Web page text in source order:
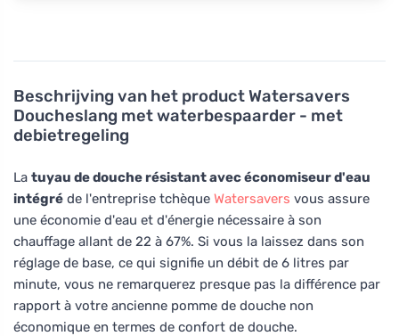
Beschrijving van het productWatersavers
Doucheslang met waterbespaarder - met
debietregeling
La tuyau de douche résistant avec économiseur d'eau
intégré de l'entreprise tchèque Watersavers vous assure
une économie d'eau et d'énergie nécessaire à son
chauffage allant de 22 à 67%. Si vous la laissez dans son
réglage de base, ce qui signifie un débit de 6 litres par
minute, vous ne remarquerez presque pas la différence par
rapport à votre ancienne pomme de douche non
économique en termes de confort de douche.